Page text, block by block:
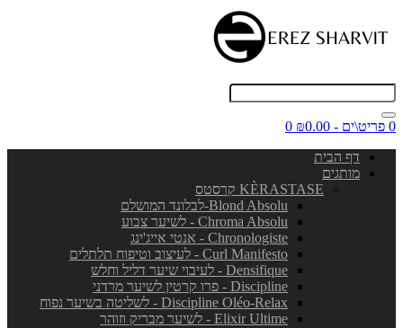
0 פריט\ים - ₪0.00
0
דף הבית
מותגים
KÈRASTASE קרסטס
Blond Absolu-לבלונד המושלם
Chroma Absolu - לשיער צבוע
Chronologiste - אנטי אייג'ינג
Curl Manifesto - לעיצוב וטיפוח תלתלים
Densifique - לעיבוי שיער דליל וחלש
Discipline - פרו קרטין לשיער מרדני
Discipline Oléo-Relax - לשליטה בשיער נפוח
Elixir Ultime - לשיער מבריק וזוהר